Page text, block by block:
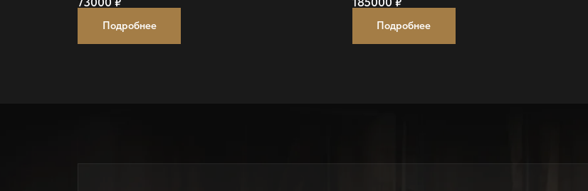
Подробнее Подробнее